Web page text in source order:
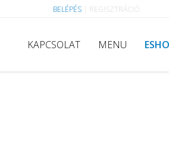
BELÉPÉS REGISZTRÁCIÓ
KAPCSOLAT MENU